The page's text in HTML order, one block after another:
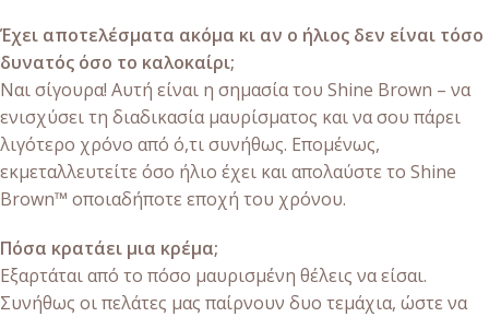
Έχει αποτελέσματα ακόμα κι αν ο ήλιος δεν είναι τόσο
δυνατός όσο το καλοκαίρι;
Ναι σίγουρα! Αυτή είναι η σημασία του Shine Brown – να
ενισχύσει τη διαδικασία μαυρίσματος και να σου πάρει
λιγότερο χρόνο από ό,τι συνήθως. Επομένως,
εκμεταλλευτείτε όσο ήλιο έχει και απολαύστε το Shine
Brown™ οποιαδήποτε εποχή του χρόνου.
Πόσα κρατάει μια κρέμα;
Εξαρτάται από το πόσο μαυρισμένη θέλεις να είσαι.
Συνήθως οι πελάτες μας παίρνουν δυο τεμάχια, ώστε να